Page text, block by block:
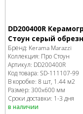
DD200400R
Стоун серый
Бренд: Kerama Marazzi
Коллекция: Про Стоун
Артикул: DD200400R
Код товара: SD-111107-99
В коробке: 8 шт, 1.44 м2
Размер: 300x600 мм
Сроки доставки: 1-3 дня
в наличии